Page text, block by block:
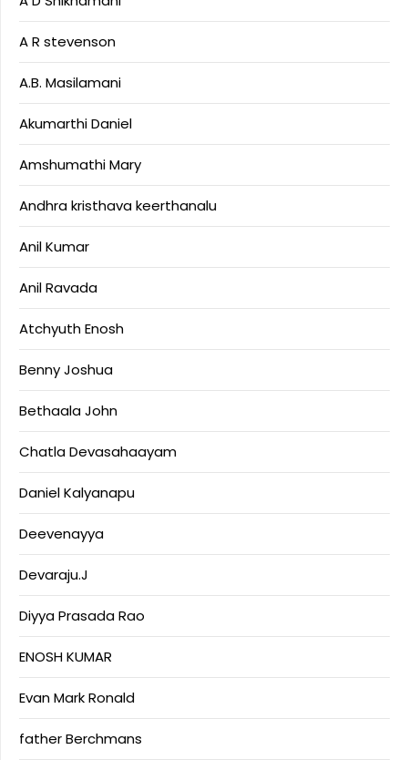
A R stevenson
A.B. Masilamani
Akumarthi Daniel
Amshumathi Mary
Andhra kristhava keerthanalu
Anil Kumar
Anil Ravada
Atchyuth Enosh
Benny Joshua
Bethaala John
Chatla Devasahaayam
Daniel Kalyanapu
Deevenayya
Devaraju.J
Diyya Prasada Rao
ENOSH KUMAR
Evan Mark Ronald
father Berchmans